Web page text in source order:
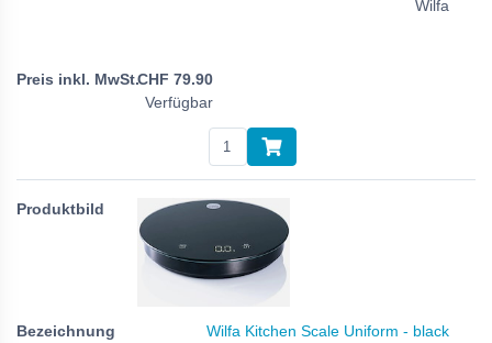
Wilfa
CHF 79.90
Verfügbar
Wilfa Kitchen Scale Uniform - black